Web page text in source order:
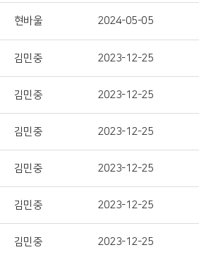
현바울 2024-05-05
김민중 2023-12-25
김민중 2023-12-25
김민중 2023-12-25
김민중 2023-12-25
김민중 2023-12-25
김민중 2023-12-25